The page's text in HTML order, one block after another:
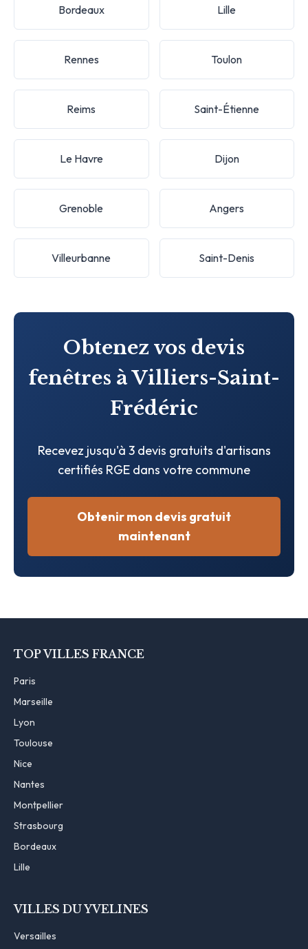
Bordeaux Lille
Rennes Toulon
Reims Saint-Étienne
Le Havre Dijon
Grenoble Angers
Villeurbanne Saint-Denis
Obtenez vos devis
fenêtres à Villiers-Saint-
Frédéric
Recevez jusqu'à 3 devis gratuits d'artisans
certifiés RGE dans votre commune
Obtenir mon devis gratuit
maintenant
TOP VILLES FRANCE
Paris
Marseille
Lyon
Toulouse
Nice
Nantes
Montpellier
Strasbourg
Bordeaux
Lille
VILLES DU YVELINES
Versailles